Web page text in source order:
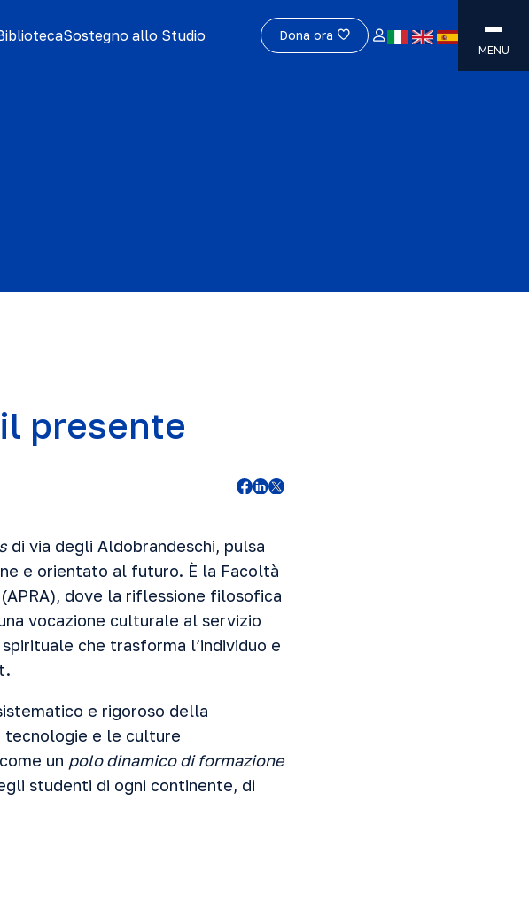
Sostegno allo Studio Dona ora
MENU
presente
di via degli Aldobrandeschi, pulsa
e orientato al futuro. È la Facoltà
dove la riflessione filosofica
vocazione culturale al servizio
che trasforma l’individuo e
e rigoroso della
tecnologie e le culture
un polo dinamico di formazione
studenti di ogni continente, di